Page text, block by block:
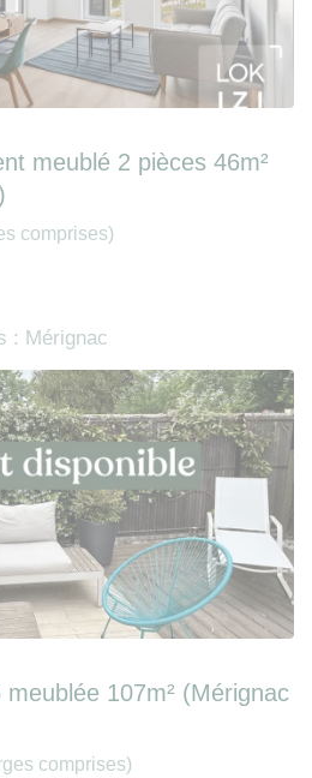
meublé 2 pièces 46m²
comprises)
: Mérignac
107m² (Mérignac
comprises)